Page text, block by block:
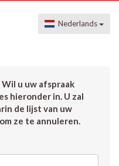
Nederlands
u uw afspraak
hieronder in. U zal
de lijst van uw
ze te annuleren.